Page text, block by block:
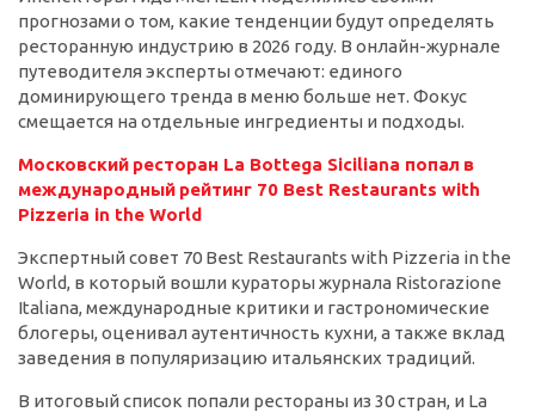
прогнозами о том, какие тенденции будут определять
ресторанную индустрию в 2026 году. В онлайн-журнале
путеводителя эксперты отмечают: единого
доминирующего тренда в меню больше нет. Фокус
смещается на отдельные ингредиенты и подходы.
Московский ресторан La Bottega Siciliana попал в
международный рейтинг 70 Best Restaurants with
Pizzeria in the World
Экспертный совет 70 Best Restaurants with Pizzeria in the
World, в который вошли кураторы журнала Ristorazione
Italiana, международные критики и гастрономические
блогеры, оценивал аутентичность кухни, а также вклад
заведения в популяризацию итальянских традиций.
В итоговый список попали рестораны из 30 стран, и La